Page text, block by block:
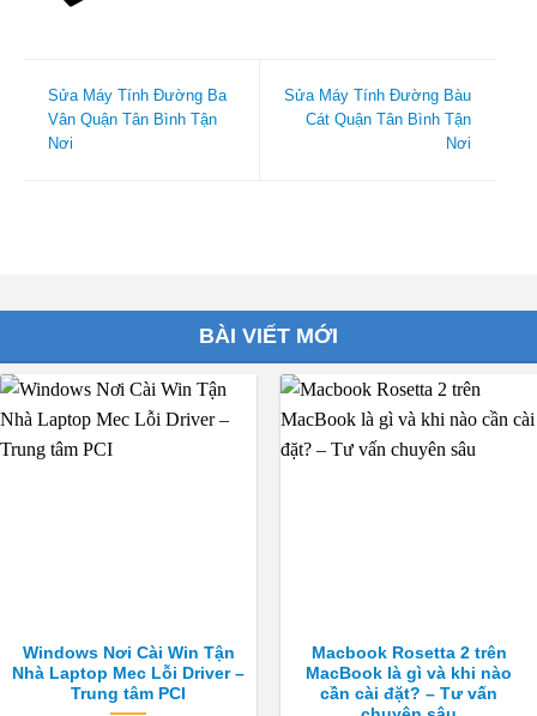
Sửa Máy Tính Đường Ba
Vân Quận Tân Bình Tận
Nơi
Sửa Máy Tính Đường Bàu
Cát Quận Tân Bình Tận
Nơi
BÀI VIẾT MỚI
Windows Nơi Cài Win Tận
Nhà Laptop Mec Lỗi Driver –
Trung tâm PCI
Macbook Rosetta 2 trên
MacBook là gì và khi nào
cần cài đặt? – Tư vấn